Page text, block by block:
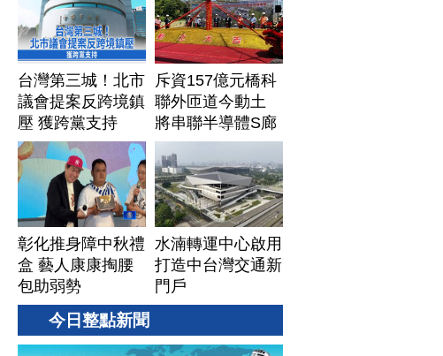
台灣第三城！北市
議會提案反跨境鎮
壓 獲跨黨支持
斥資157億元橋科
聯外匝道今動土
將串聯半導體S廊
帶
彰化推身障中秋禮
盒 藝人康康掏腰
包助弱勢
水湳轉運中心啟用
打造中台灣交通新
門戶
今日整點新聞